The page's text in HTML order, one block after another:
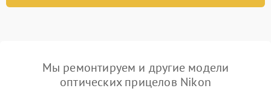
Мы ремонтируем и другие модели
оптических прицелов Nikon